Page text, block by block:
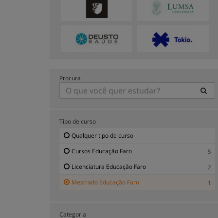
Procura
Tipo de curso
Qualquer tipo de curso
Cursos Educação Faro
5
Licenciatura Educação Faro
2
Mestrado Educação Faro
1
Categoria